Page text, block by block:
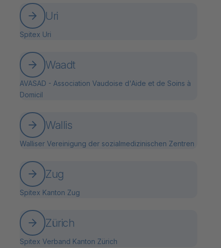
Uri
Spitex Uri
Waadt
AVASAD - Association Vaudoise d'Aide et de Soins à
Domicil
Wallis
Walliser Vereinigung der sozialmedizinischen Zentren
Zug
Spitex Kanton Zug
Zürich
Spitex Verband Kanton Zürich